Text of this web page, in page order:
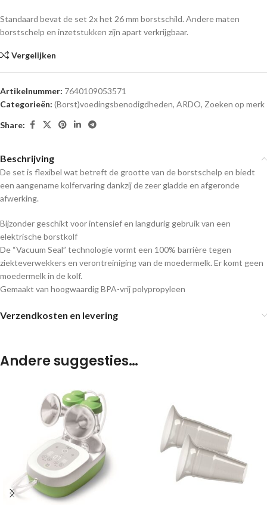
Standaard bevat de set 2x het 26 mm borstschild. Andere maten
borstschelp en inzetstukken zijn apart verkrijgbaar.
Vergelijken
Artikelnummer: 7640109053571
Categorieën: (Borst)voedingsbenodigdheden, ARDO, Zoeken op merk
Share:
Beschrijving
De set is flexibel wat betreft de grootte van de borstschelp en biedt
een aangename kolfervaring dankzij de zeer gladde en afgeronde
afwerking.
Bijzonder geschikt voor intensief en langdurig gebruik van een
elektrische borstkolf
De “Vacuum Seal” technologie vormt een 100% barrière tegen
ziekteverwekkers en verontreiniging van de moedermelk. Er komt geen
moedermelk in de kolf.
Gemaakt van hoogwaardig BPA-vrij polypropyleen
Verzendkosten en levering
Andere suggesties…